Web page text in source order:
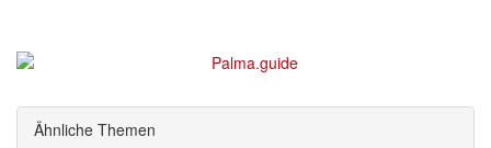
Ähnliche Themen